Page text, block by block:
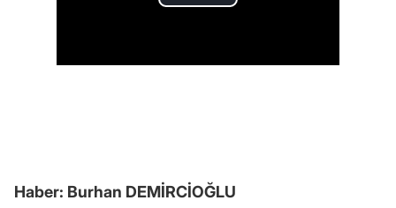
Haber: Burhan DEMİRCİOĞLU